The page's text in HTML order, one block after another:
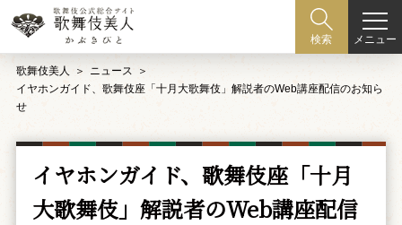
検索 メニュー
歌舞伎美人
ニュース
イヤホンガイド、歌舞伎座「十月大歌舞伎」解説者のWeb講座配信のお知ら
せ
イヤホンガイド、歌舞伎座「十月
大歌舞伎」解説者のWeb講座配信